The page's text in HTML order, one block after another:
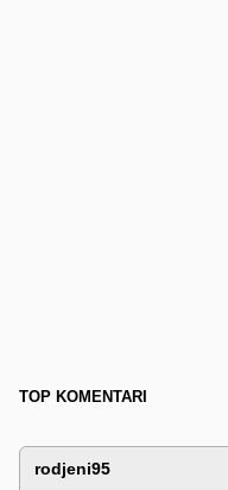
TOP KOMENTARI
rodjeni95